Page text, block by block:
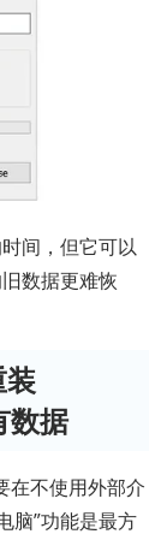
间，但它可以
数据更难恢
数据
在不使用外部介
脑”功能是最方